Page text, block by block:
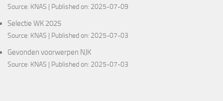
Source: KNAS Published on: 2025-07-09
Selectie WK 2025
Source: KNAS Published on: 2025-07-03
Gevonden voorwerpen NJK
Source: KNAS Published on: 2025-07-03